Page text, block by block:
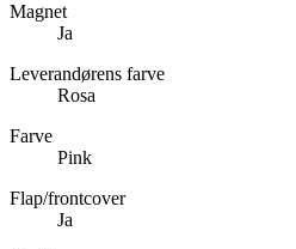
Magnet
Ja
Leverandørens farve
Rosa
Farve
Pink
Flap/frontcover
Ja